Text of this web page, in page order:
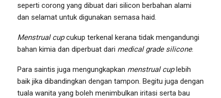
seperti corong yang dibuat dari silicon berbahan alami
dan selamat untuk digunakan semasa haid.
Menstrual cupcukup terkenal kerana tidak mengandungi
bahan kimia dan diperbuat dari medical grade silicone.
Para saintis juga mengungkapkan menstrual cuplebih
baik jika dibandingkan dengan tampon. Begitu juga dengan
tuala wanita yang boleh menimbulkan iritasi serta bau